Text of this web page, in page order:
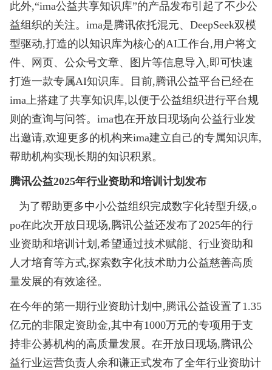
此外,“ima公益共享知识库”的产品发布引起了不少公
益组织的关注。ima是腾讯依托混元、DeepSeek双模
型驱动,打造的以知识库为核心的AI工作台,用户将文
件、网页、公众号文章、图片等信息导入,即可快速
打造一款专属AI知识库。目前,腾讯公益平台已经在
ima上搭建了共享知识库,以便于公益组织进行平台规
则的查询与问答。ima也在开放日现场向公益行业发
出邀请,欢迎更多的机构来ima建立自己的专属知识库,
帮助机构实现长期的知识积累。
腾讯公益2025年行业资助和培训计划发布
为了帮助更多中小公益组织完成数字化转型升级,o
po在此次开放日现场,腾讯公益还发布了2025年的行
业资助和培训计划,希望通过技术赋能、行业资助和
人才培育等方式,探索数字化技术助力公益慈善高质
量发展的有效途径。
在今年的第一期行业资助计划中,腾讯公益设置了1.35
亿元的非限定资助金,其中有1000万元的专项用于支
持非公募机构的高质量发展。在开放日现场,腾讯公
益行业运营负责人余和谦正式发布了全年行业资助计